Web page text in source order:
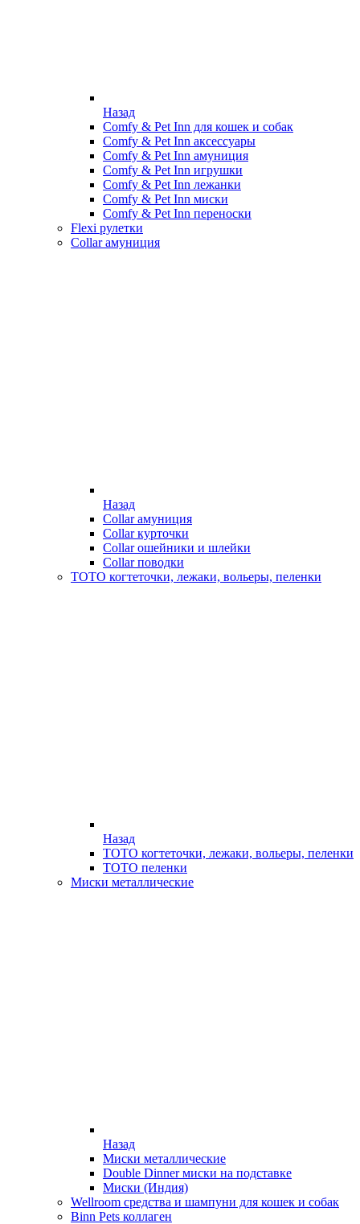
Назад
Comfy & Pet Inn для кошек и собак
Comfy & Pet Inn аксессуары
Comfy & Pet Inn амуниция
Comfy & Pet Inn игрушки
Comfy & Pet Inn лежанки
Comfy & Pet Inn миски
Comfy & Pet Inn переноски
Flexi рулетки
Collar амуниция
Назад
Collar амуниция
Collar курточки
Collar ошейники и шлейки
Collar поводки
ТОТО когтеточки, лежаки, вольеры, пеленки
Назад
ТОТО когтеточки, лежаки, вольеры, пеленки
ТОТО пеленки
Миски металлические
Назад
Миски металлические
Double Dinner миски на подставке
Миски (Индия)
Wellroom средства и шампуни для кошек и собак
Binn Pets коллаген